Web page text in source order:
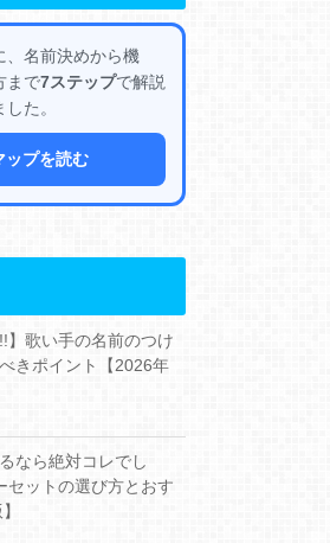
、名前決めから機
まで7ステップで解説
た。
プを読む
】歌い手の名前のつけ
きポイント【2026年
なら絶対コレでし
セットの選び方とおす